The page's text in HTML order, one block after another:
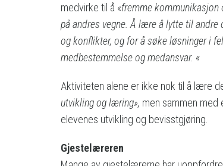
medvirke til å «fremme kommunikasjon
på andres vegne. Å lære å lytte til andre
og konflikter, og for å søke løsninger i
medbestemmelse og medansvar. «
Aktiviteten alene er ikke nok til å lære
utvikling og læring», men sammen med
elevenes utvikling og bevisstgjøring.
Gjestelæreren